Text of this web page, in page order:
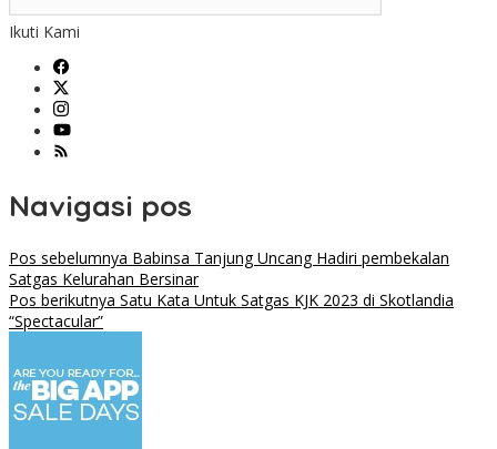
Ikuti Kami
Navigasi pos
Pos sebelumnya Babinsa Tanjung Uncang Hadiri pembekalan
Satgas Kelurahan Bersinar
Pos berikutnya Satu Kata Untuk Satgas KJK 2023 di Skotlandia
“Spectacular”